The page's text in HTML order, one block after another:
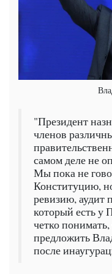
"Президент
членов
самом деле не
Мы пока не
Конституцию,
ревизию, аудит
который есть у
четко
предложить
после